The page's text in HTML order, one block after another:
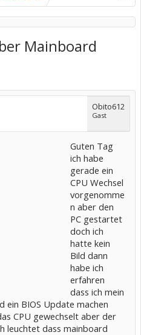
Mainboard
Obito612
Gast
Guten Tag
ich habe
gerade ein
CPU Wechsel
vorgenomme
n aber den
PC gestartet
doch ich
hatte kein
Bild dann
habe ich
erfahren
dass ich mein
ein BIOS Update machen
CPU gewechselt aber der
leuchtet dass mainboard